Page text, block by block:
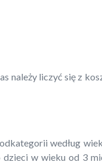
należy liczyć się z
według
w wieku od 3